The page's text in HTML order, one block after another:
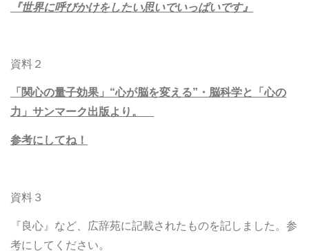
『世界に呼びかけをしたい思いでいっぱいです』
資料２
「関心の量子効果」“心が脳を変える”・脳科学と「心の
力」サンマーク出版より。
参考にしてね！
資料３
『良心』など、広辞苑に記載されたものを記しました。参
考にしてください。